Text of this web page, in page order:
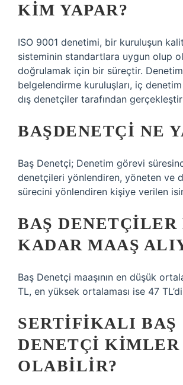
KIM YAPAR?
ISO 9001 denetimi, bir kuruluşun
sisteminin standartlara uygun olup
doğrulamak için bir süreçtir.
belgelendirme kuruluşları, iç
dış denetçiler tarafından
BAŞDENETÇI NE
Baş Denetçi; Denetim görevi
denetçileri yönlendiren, yöneten ve
sürecini yönlendiren kişiye verilen
BAŞ DENETÇILER
KADAR MAAŞ
Baş Denetçi maaşının en düşük
TL, en yüksek ortalaması ise 47
SERTIFIKALI BAŞ
DENETÇI KIMLER
OLABILIR?